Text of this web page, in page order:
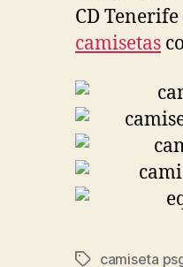
CD
camisetas
Etiquetas
camiseta